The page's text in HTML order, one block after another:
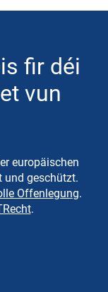
fir déi
vun
europäischen
und geschützt.
Offenlegung.
.